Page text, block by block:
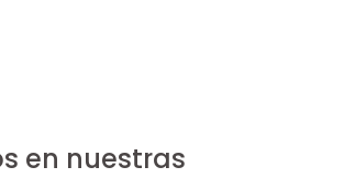
en nuestras